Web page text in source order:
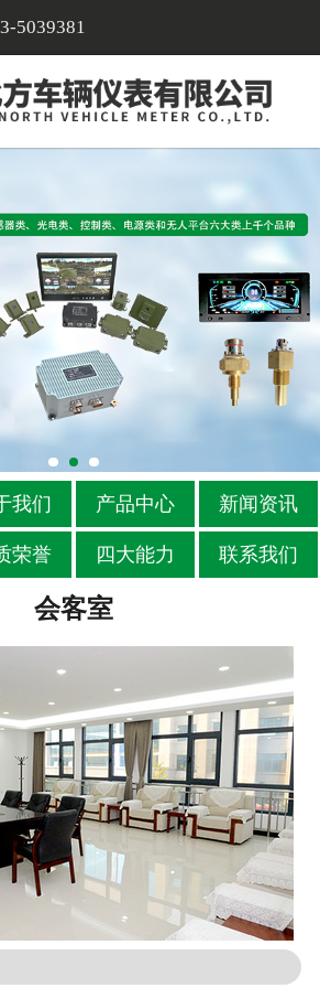
5039381
我们 产品中心 新闻资讯
荣誉 四大能力 联系我们
会客室